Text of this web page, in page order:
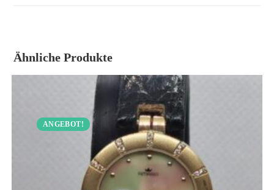
Ähnliche Produkte
ANGEBOT!